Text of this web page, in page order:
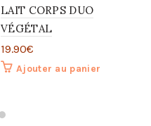
LAIT CORPS DUO
VÉGÉTAL
19.90€
Ajouter au panier